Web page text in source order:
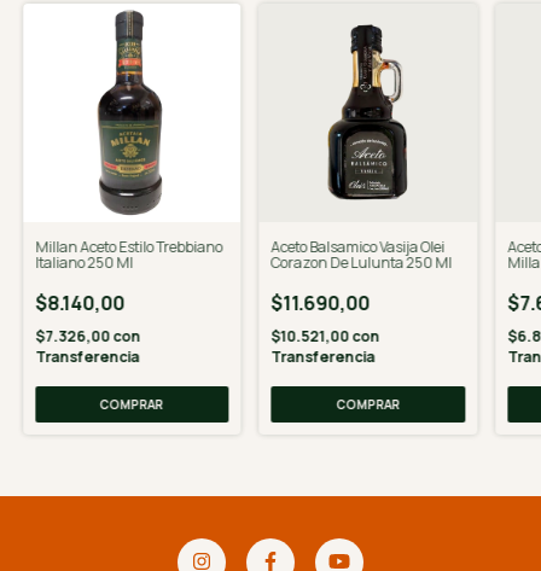
Millan Aceto Estilo Trebbiano
Italiano 250 Ml
$8.140,00
$7.326,00con
Transferencia
Aceto Balsamico Vasija Olei
Corazon De Lulunta 250 Ml
$11.690,00
$10.521,00con
Transferencia